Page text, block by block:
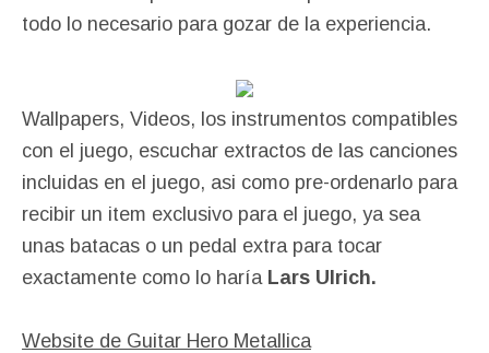
todo lo necesario para gozar de la experiencia.
Wallpapers, Videos, los instrumentos compatibles
con el juego, escuchar extractos de las canciones
incluidas en el juego, asi como pre-ordenarlo para
recibir un item exclusivo para el juego, ya sea
unas batacas o un pedal extra para tocar
exactamente como lo haría Lars Ulrich.
Website de Guitar Hero Metallica